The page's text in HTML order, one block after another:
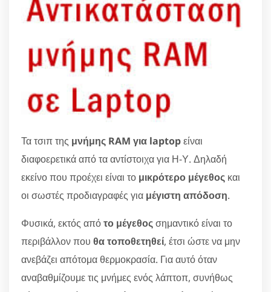
Τα τσιπ της μνήμης RAM για laptopείναι
διαφοερετικά από τα αντίστοιχα για Η-Υ. Δηλαδή
εκείνο που προέχει είναι το μικρότερο μέγεθος και
οι σωστές προδιαγραφές για μέγιστη απόδοση.
Φυσικά, εκτός απότο μέγεθοςσημαντικό είναι το
περιβάλλον που θα τοποθετηθεί, έτσι ώστε να μην
ανεβάζει απότομα θερμοκρασία. Για αυτό όταν
αναβαθμίζουμε τις μνήμες ενός λάπτοπ, συνήθως